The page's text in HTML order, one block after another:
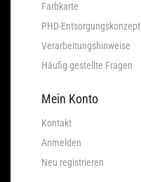
Farbkarte
PHD-Entsorgungskonzept
Verarbeitungshinweise
Häufig gestellte Fragen
Mein Konto
Kontakt
Anmelden
Neu registrieren